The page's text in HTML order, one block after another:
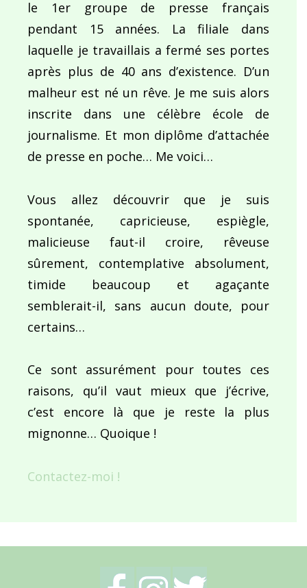
le 1er groupe de presse français
pendant 15 années. La filiale dans
laquelle je travaillais a fermé ses portes
après plus de 40 ans d’existence. D’un
malheur est né un rêve. Je me suis alors
inscrite dans une célèbre école de
journalisme. Et mon diplôme d’attachée
de presse en poche… Me voici…
Vous allez découvrir que je suis
spontanée, capricieuse, espiègle,
malicieuse faut-il croire, rêveuse
sûrement, contemplative absolument,
timide beaucoup et agaçante
semblerait-il, sans aucun doute, pour
certains…
Ce sont assurément pour toutes ces
raisons, qu’il vaut mieux que j’écrive,
c’est encore là que je reste la plus
mignonne… Quoique !
Contactez-moi !